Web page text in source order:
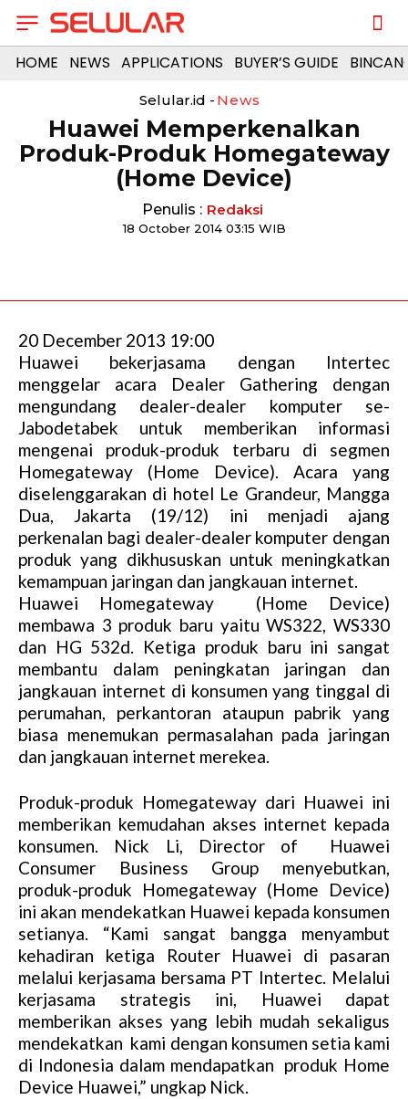
HOME NEWS APPLICATIONS BUYER’S GUIDE
Selular.id - News
Huawei Memperkenalkan
Produk-Produk Homegateway
(Home Device)
Penulis : Redaksi
18 October 2014 03:15 WIB
20 December 2013 19:00
Huawei bekerjasama dengan Intertec
menggelar acara Dealer Gathering dengan
mengundang dealer-dealer komputer se-
Jabodetabek untuk memberikan informasi
mengenai produk-produk terbaru di segmen
Homegateway (Home Device). Acara yang
diselenggarakan di hotel Le Grandeur, Mangga
Dua, Jakarta (19/12) ini menjadi ajang
perkenalan bagi dealer-dealer komputer dengan
produk yang dikhususkan untuk meningkatkan
kemampuan jaringan dan jangkauan internet.
Huawei Homegateway (Home Device)
membawa 3 produk baru yaitu WS322, WS330
dan HG 532d. Ketiga produk baru ini sangat
membantu dalam peningkatan jaringan dan
jangkauan internet di konsumen yang tinggal di
perumahan, perkantoran ataupun pabrik yang
biasa menemukan permasalahan pada jaringan
dan jangkauan internet merekea.
Produk-produk Homegateway dari Huawei ini
memberikan kemudahan akses internet kepada
konsumen. Nick Li, Director of Huawei
Consumer Business Group menyebutkan,
produk-produk Homegateway (Home Device)
ini akan mendekatkan Huawei kepada konsumen
setianya. “Kami sangat bangga menyambut
kehadiran ketiga Router Huawei di pasaran
melalui kerjasama bersama PT Intertec. Melalui
kerjasama strategis ini, Huawei dapat
memberikan akses yang lebih mudah sekaligus
mendekatkan kami dengan konsumen setia kami
di Indonesia dalam mendapatkan produk Home
Device Huawei,” ungkap Nick.